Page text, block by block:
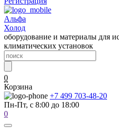
Альфа
Холод
оборудование и материалы для
климатических установок
0
Корзина
+7 499 703-48-20
Пн-Пт, с 8:00 до 18:00
0